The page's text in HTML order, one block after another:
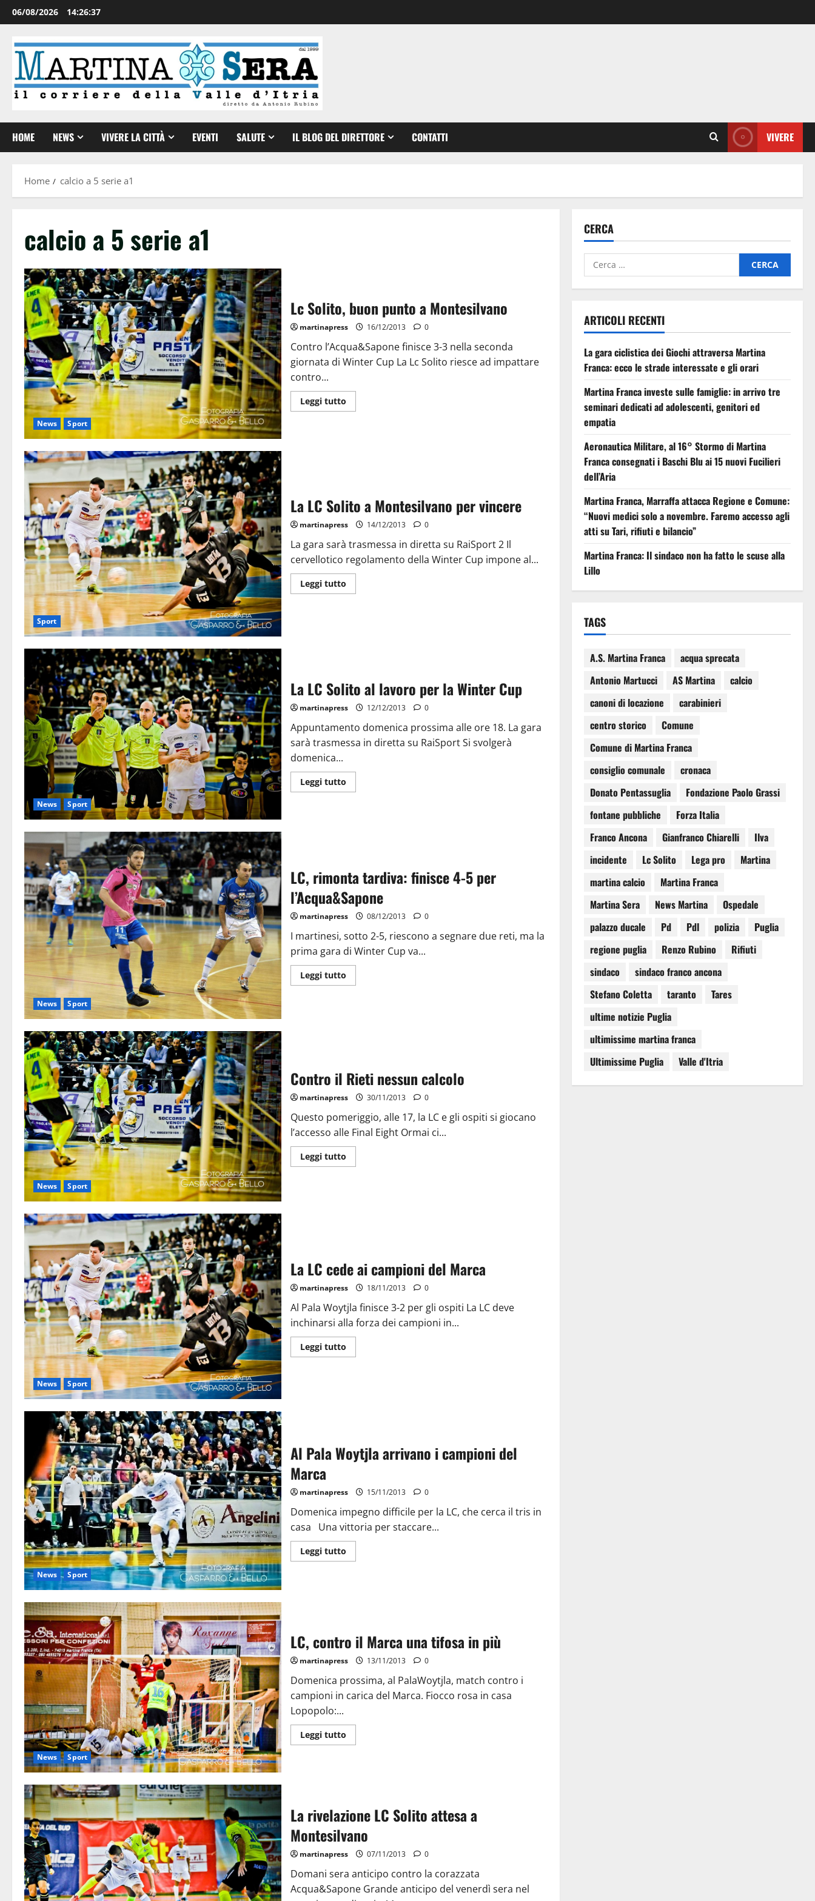
06/08/2026 14:26:38
HOME NEWS VIVERE LA CITTÀ EVENTI SALUTE IL BLOG DEL DIRETTORE CONTATTI VIVERE
Home calcio a 5 serie a1
calcio a 5 serie a1
News Sport
Lc Solito, buon punto a Montesilvano
martinapress 16/12/2013 0
Contro l’Acqua&Sapone finisce 3-3 nella seconda
giornata di Winter Cup La Lc Solito riesce ad impattare
contro...
Leggi tutto
Sport
La LC Solito a Montesilvano per vincere
martinapress 14/12/2013 0
La gara sarà trasmessa in diretta su RaiSport 2 Il
cervellotico regolamento della Winter Cup impone al...
Leggi tutto
News Sport
La LC Solito al lavoro per la Winter Cup
martinapress 12/12/2013 0
Appuntamento domenica prossima alle ore 18. La gara
sarà trasmessa in diretta su RaiSport Si svolgerà
domenica...
Leggi tutto
News Sport
LC, rimonta tardiva: finisce 4-5 per
l’Acqua&Sapone
martinapress 08/12/2013 0
I martinesi, sotto 2-5, riescono a segnare due reti, ma la
prima gara di Winter Cup va...
Leggi tutto
News Sport
Contro il Rieti nessun calcolo
martinapress 30/11/2013 0
Questo pomeriggio, alle 17, la LC e gli ospiti si giocano
l’accesso alle Final Eight Ormai ci...
Leggi tutto
News Sport
La LC cede ai campioni del Marca
martinapress 18/11/2013 0
Al Pala Woytjla finisce 3-2 per gli ospiti La LC deve
inchinarsi alla forza dei campioni in...
Leggi tutto
News Sport
Al Pala Woytjla arrivano i campioni del
Marca
martinapress 15/11/2013 0
Domenica impegno difficile per la LC, che cerca il tris in
casa Una vittoria per staccare...
Leggi tutto
News Sport
LC, contro il Marca una tifosa in più
martinapress 13/11/2013 0
Domenica prossima, al PalaWoytjla, match contro i
campioni in carica del Marca. Fiocco rosa in casa
Lopopolo:...
Leggi tutto
La rivelazione LC Solito attesa a
Montesilvano
martinapress 07/11/2013 0
Domani sera anticipo contro la corazzata
Acqua&Sapone Grande anticipo del venerdì sera nel
CERCA
ARTICOLI RECENTI
La gara ciclistica dei Giochi attraversa Martina
Franca: ecco le strade interessate e gli orari
Martina Franca investe sulle famiglie: in arrivo tre
seminari dedicati ad adolescenti, genitori ed
empatia
Aeronautica Militare, al 16° Stormo di Martina
Franca consegnati i Baschi Blu ai 15 nuovi Fucilieri
dell’Aria
Martina Franca, Marraffa attacca Regione e Comune:
“Nuovi medici solo a novembre. Faremo accesso agli
atti su Tari, rifiuti e bilancio”
Martina Franca: Il sindaco non ha fatto le scuse alla
Lillo
TAGS
A.S. Martina Franca
acqua sprecata
Antonio Martucci
AS Martina
calcio
canoni di locazione
carabinieri
centro storico
Comune
Comune di Martina Franca
consiglio comunale
cronaca
Donato Pentassuglia
Fondazione Paolo Grassi
fontane pubbliche
Forza Italia
Franco Ancona
Gianfranco Chiarelli
Ilva
incidente
Lc Solito Lega pro
Martina
martina calcio
Martina Franca
Martina Sera
News Martina
Ospedale
palazzo ducale
Pd Pdl polizia
Puglia
regione puglia
Renzo Rubino
Rifiuti
sindaco
sindaco franco ancona
Stefano Coletta
taranto
Tares
ultime notizie Puglia
ultimissime martina franca
Ultimissime Puglia
Valle d'Itria